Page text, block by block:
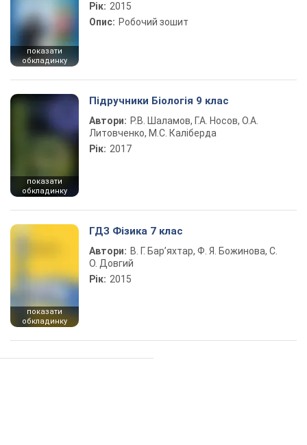
показати
обкладинку
Рік: 2015
Опис: Робочий зошит
показати
обкладинку
Підручники Біологія 9 клас
Автори: Р.В. Шаламов, Г.А. Носов, О.А.
Литовченко, М.С. Каліберда
Рік: 2017
показати
обкладинку
ГДЗ Фізика 7 клас
Автори: В. Г. Бар’яхтар, Ф. Я. Божинова, С.
О. Довгий
Рік: 2015